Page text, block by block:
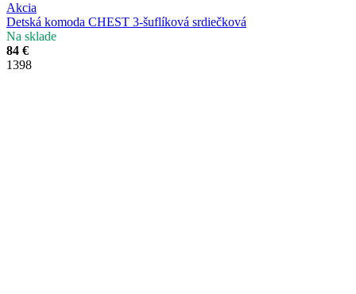
Akcia
Detská komoda CHEST 3-šuflíková srdiečková
Na sklade
84 €
1398